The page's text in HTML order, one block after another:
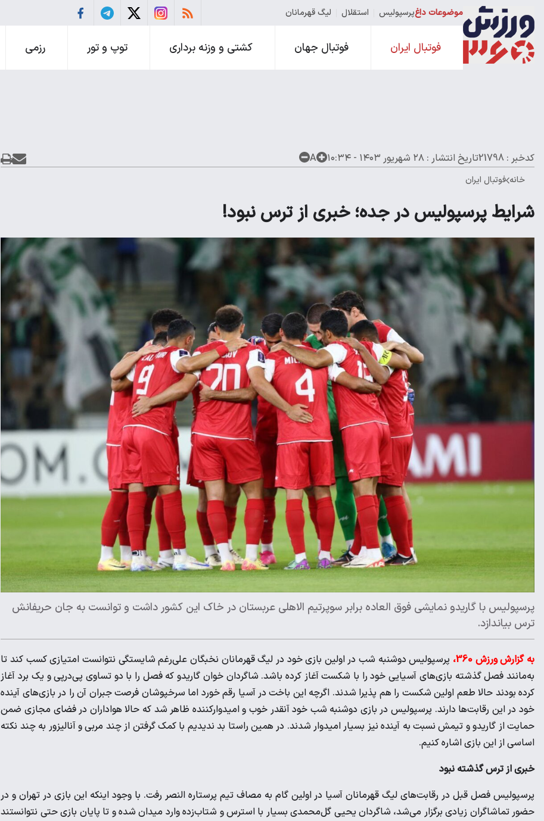
موضوعات داغپرسپولیس استقلال لیگ قهرمانان
فوتبال ایران فوتبال جهان کشتی و وزنه برداری توپ و تور رزمی
کدخبر : 21798 تاریخ انتشار : ۲۸ شهریور ۱۴۰۳ - ۱۰:۳۴ A
خانه فوتبال ایران
شرایط پرسپولیس در جده؛ خبری از ترس نبود!
پرسپولیس با گاریدو نمایشی فوق العاده برابر سوپرتیم الاهلی عربستان در خاک این کشور داشت و توانست به جان حریفانش
ترس بیاندازد.
به گزارش ورزش 360،
پرسپولیس دوشنبه شب در اولین بازی خود در لیگ قهرمانان نخبگان علی‌رغم شایستگی نتوانست امتیازی کسب کند تا
به‌مانند فصل گذشته بازی‌های آسیایی خود را با شکست آغاز کرده باشد. شاگردان خوان گاریدو که فصل را با دو تساوی پی‌درپی و یک برد آغاز
کرده بودند حالا طعم اولین شکست را هم پذیرا شدند. اگرچه این باخت در آسیا رقم خورد اما سرخپوشان فرصت جبران آن را در بازی‌های آینده
خود در این رقابت‌ها دارند. پرسپولیس در بازی دوشنبه شب خود آنقدر خوب و امیدوارکننده ظاهر شد که حالا هواداران در فضای مجازی ضمن
حمایت از گاریدو و تیمش نسبت به آینده نیز بسیار امیدوار شدند. در همین راستا بد ندیدیم با کمک گرفتن از چند مربی و آنالیزور به چند نکته
اساسی از این بازی اشاره کنیم.
خبری از ترس گذشته نبود
پرسپولیس فصل قبل در رقابت‌های لیگ قهرمانان آسیا در اولین گام به مصاف تیم پرستاره النصر رفت. با وجود اینکه این بازی در تهران و در
حضور تماشاگران زیادی برگزار می‌شد، شاگردان یحیی گل‌محمدی بسیار با استرس و شتاب‌زده وارد میدان شده و تا پایان بازی حتی نتوانستند